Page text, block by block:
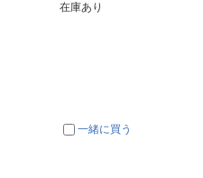
在庫あり
一緒に買う